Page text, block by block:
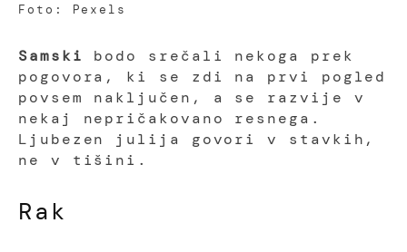
Foto: Pexels
Samski
bodo srečali nekoga prek
pogovora, ki se zdi na prvi pogled
povsem naključen, a se razvije v
nekaj nepričakovano resnega.
Ljubezen julija govori v stavkih,
ne v tišini.
Rak